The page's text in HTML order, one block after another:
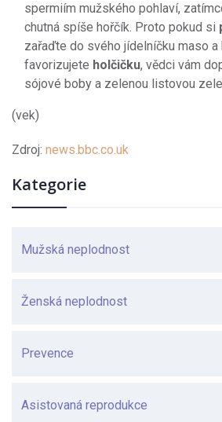
spermiím mužského pohlaví,
chutná spíše hořčík. Proto pokud si
zařaďte do svého jídelníčku maso
favorizujete holčičku, vědci vám
sójové boby a zelenou listovou
(vek)
Zdroj: news.bbc.co.uk
Kategorie
Mužská neplodnost
Ženská neplodnost
Prevence
Asistovaná reprodukce